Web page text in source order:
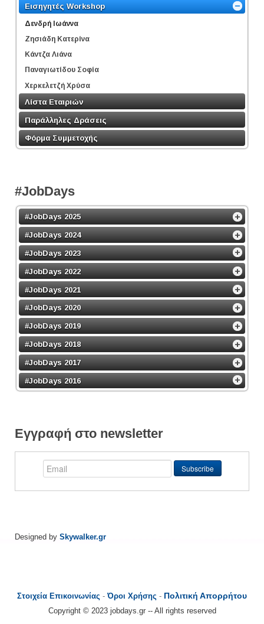
Εισηγητές Workshop
Δενδρή Ιωάννα
Ζησιάδη Κατερίνα
Κάντζα Λιάνα
Παναγιωτίδου Σοφία
Χερκελετζή Χρύσα
Λίστα Εταιριών
Παράλληλες Δράσεις
Φόρμα Συμμετοχής
#JobDays
#JobDays 2025
#JobDays 2024
#JobDays 2023
#JobDays 2022
#JobDays 2021
#JobDays 2020
#JobDays 2019
#JobDays 2018
#JobDays 2017
#JobDays 2016
Εγγραφή στο newsletter
Designed by Skywalker.gr
Στοιχεία Επικοινωνίας -Όροι Χρήσης - Πολιτική Απορρήτου
Copyright © 2023 jobdays.gr -- All rights reserved